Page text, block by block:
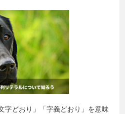
字どおり」「字義どおり」を意味